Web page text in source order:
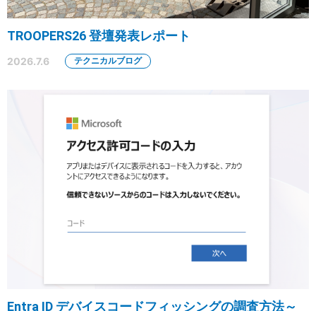
TROOPERS26 登壇発表レポート
2026.7.6 テクニカルブログ
Entra ID デバイスコードフィッシングの調査方法～